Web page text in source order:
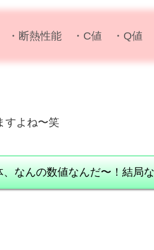
・断熱性能 ・C値 ・Q値
すよね〜笑
、なんの数値なんだ〜！結局